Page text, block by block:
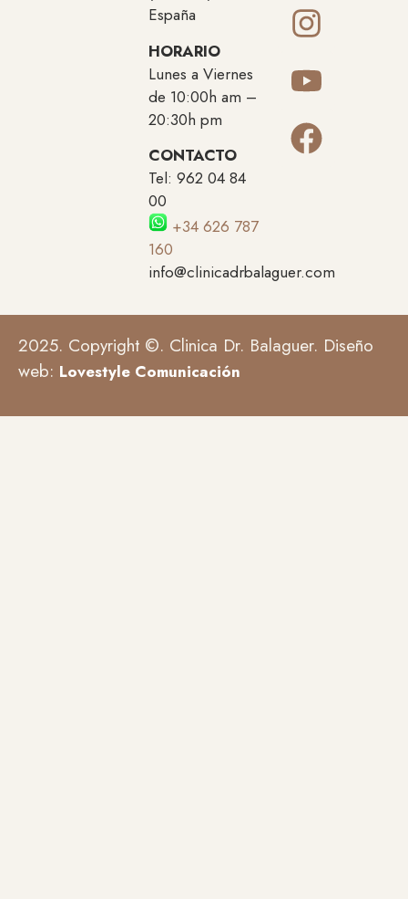
España
HORARIO
Lunes a Viernes
de 10:00h am –
20:30h pm
CONTACTO
Tel: 962 04 84
00
+34 626 787
160
info@clinicadrbalaguer.com
2025. Copyright ©. Clinica Dr. Balaguer. Diseño
web: Lovestyle Comunicación